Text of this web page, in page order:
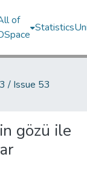
of
Statistics
/ Issue 53
gözü ile